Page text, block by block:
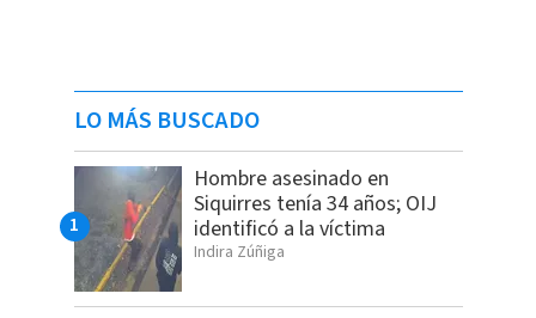
LO MÁS BUSCADO
Hombre asesinado en
Siquirres tenía 34 años; OIJ
identificó a la víctima
Indira Zúñiga